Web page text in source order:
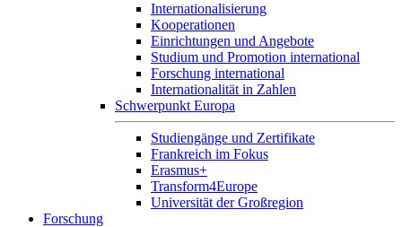
Internationalisierung
Kooperationen
Einrichtungen und Angebote
Studium und Promotion international
Forschung international
Internationalität in Zahlen
Schwerpunkt Europa
Studiengänge und Zertifikate
Frankreich im Fokus
Erasmus+
Transform4Europe
Universität der Großregion
Forschung